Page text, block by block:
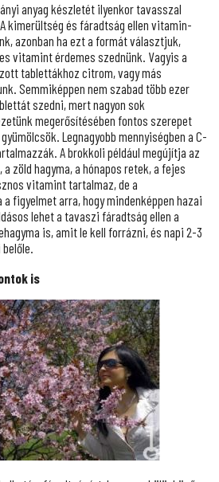
anyag készletét ilyenkor tavasszal
kimerültség és fáradtság ellen vitamin-
azonban ha ezt a formát választjuk,
vitamint érdemes szednünk. Vagyis a
tablettákhoz citrom, vagy más
Semmiképpen nem szabad több ezer
szedni, mert nagyon sok
megerősítésében fontos szerepet
Legnagyobb mennyiségben a C-
A brokkoli például megújítja az
zöld hagyma, a hónapos retek, a fejes
vitamint tartalmaz, de a
figyelmet arra, hogy mindenképpen hazai
lehet a tavaszi fáradtság ellen a
is, amit le kell forrázni, és napi 2-3
is